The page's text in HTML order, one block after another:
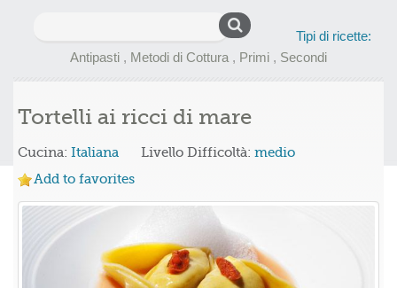
Tipi di ricette:
Antipasti , Metodi di Cottura , Primi , Secondi
Tortelli ai ricci di mare
Cucina: Italiana Livello Difficoltà: medio
Add to favorites